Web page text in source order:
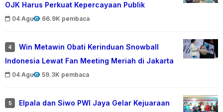
OJK Harus Perkuat Kepercayaan Publik
04 Agu 66.9K pembaca
4
Win Metawin Obati Kerinduan Snowball
Indonesia Lewat Fan Meeting Meriah di Jakarta
04 Agu 59.3K pembaca
5
Elpala dan Siwo PWI Jaya Gelar Kejuaraan